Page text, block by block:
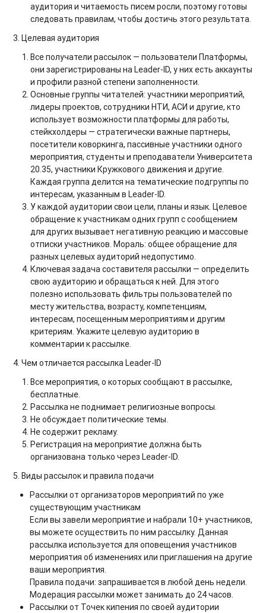
аудитория и читаемость писем росли, поэтому готовы
следовать правилам, чтобы достичь этого результата.
3. Целевая аудитория
Все получатели рассылок — пользователи Платформы,
они зарегистрированы на Leader-ID, у них есть аккаунты
и профили разной степени заполненности.
Основные группы читателей: участники мероприятий,
лидеры проектов, сотрудники НТИ, АСИ и другие, кто
использует возможности платформы для работы,
стейкхолдеры — стратегически важные партнеры,
посетители коворкинга, пассивные участники одного
мероприятия, студенты и преподаватели Университета
20.35, участники Кружкового движения и другие.
Каждая группа делится на тематические подгруппы по
интересам, указанным в Leader-ID.
У каждой аудитории свои цели, планы и язык. Целевое
обращение к участникам одних групп с сообщением
для других вызывает негативную реакцию и массовые
отписки участников. Мораль: общее обращение для
разных целевых аудиторий недопустимо.
Ключевая задача составителя рассылки — определить
свою аудиторию и обращаться к ней. Для этого
полезно использовать фильтры пользователей по
месту жительства, возрасту, компетенциям,
интересам, посещенным мероприятиям и другим
критериям. Укажите целевую аудиторию в
комментарии к рассылке.
4. Чем отличается рассылка Leader-ID
Все мероприятия, о которых сообщают в рассылке,
бесплатные.
Рассылка не поднимает религиозные вопросы.
Не обсуждает политические темы.
Не содержит рекламу.
Регистрация на мероприятие должна быть
организована только через Leader-ID.
5. Виды рассылок и правила подачи
Рассылки от организаторов мероприятий по уже
существующим участникам
Если вы завели мероприятие и набрали 10+ участников,
вы можете осуществить по ним рассылку. Данная
рассылка используется для оповещения участников
мероприятия об изменениях или приглашения на другие
ваши мероприятия.
Правила подачи: запрашивается в любой день недели.
Модерация рассылки может занимать до 24 часов.
Рассылки от Точек кипения по своей аудитории